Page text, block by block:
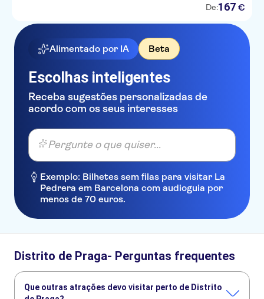
De:167 €
Alimentado por IA Beta
Escolhas inteligentes
Receba sugestões personalizadas de
acordo com os seus interesses
Pergunte o que quiser...
Exemplo: Bilhetes sem filas para visitar La
Pedrera em Barcelona com audioguia por
menos de 70 euros.
Distrito de Praga- Perguntas frequentes
Que outras atrações devo visitar perto de Distrito